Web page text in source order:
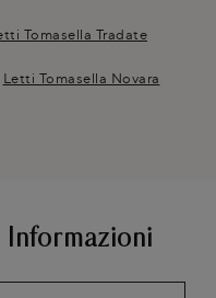
Tomasella Tradate
Letti Tomasella Novara